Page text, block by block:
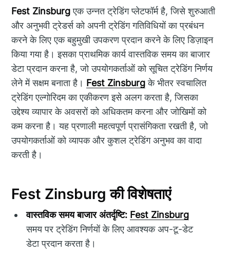
Fest Zinsburgएक उन्नत ट्रेडिंग प्लेटफॉर्म है, जिसे शुरुआती
और अनुभवी ट्रेडर्स को अपनी ट्रेडिंग गतिविधियों का प्रबंधन
करने के लिए एक बहुमुखी उपकरण प्रदान करने के लिए डिज़ाइन
किया गया है। इसका प्राथमिक कार्य वास्तविक समय का बाजार
डेटा प्रदान करना है, जो उपयोगकर्ताओं को सूचित ट्रेडिंग निर्णय
लेने में सक्षम बनाता है। Fest Zinsburgके भीतर स्वचालित
ट्रेडिंग एल्गोरिदम का एकीकरण इसे अलग करता है, जिसका
उद्देश्य व्यापार के अवसरों को अधिकतम करना और जोखिमों को
कम करना है। यह प्रणाली महत्वपूर्ण प्रासंगिकता रखती है, जो
उपयोगकर्ताओं को व्यापक और कुशल ट्रेडिंग अनुभव का वादा
करती है।
Fest Zinsburg की विशेषताएं
वास्तविक समय बाजार अंतर्दृष्टि: Fest Zinsburg
समय पर ट्रेडिंग निर्णयों के लिए आवश्यक अप-टू-डेट
डेटा प्रदान करता है।